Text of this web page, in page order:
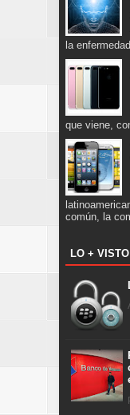
la
que viene,
común, la
LO + VISTO